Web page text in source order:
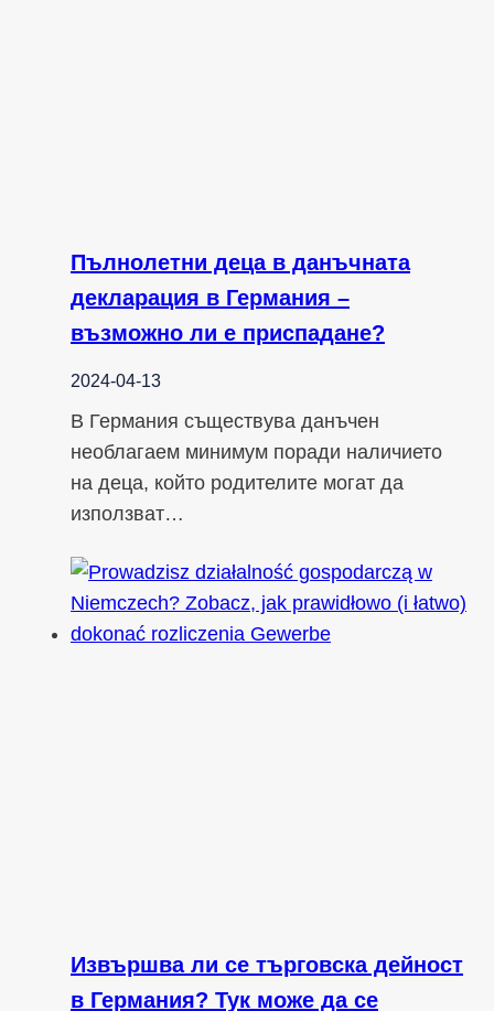
Пълнолетни деца в данъчната
декларация в Германия –
възможно ли е приспадане?
2024-04-13
В Германия съществува данъчен
необлагаем минимум поради наличието
на деца, който родителите могат да
използват…
Извършва ли се търговска дейност
в Германия? Тук може да се